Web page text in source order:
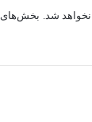
شد. بخش‌های